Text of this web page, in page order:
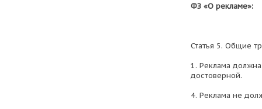
ФЗ «О рекламе»:
Статья 5. Общие
1. Реклама
достоверной.
4. Реклама не